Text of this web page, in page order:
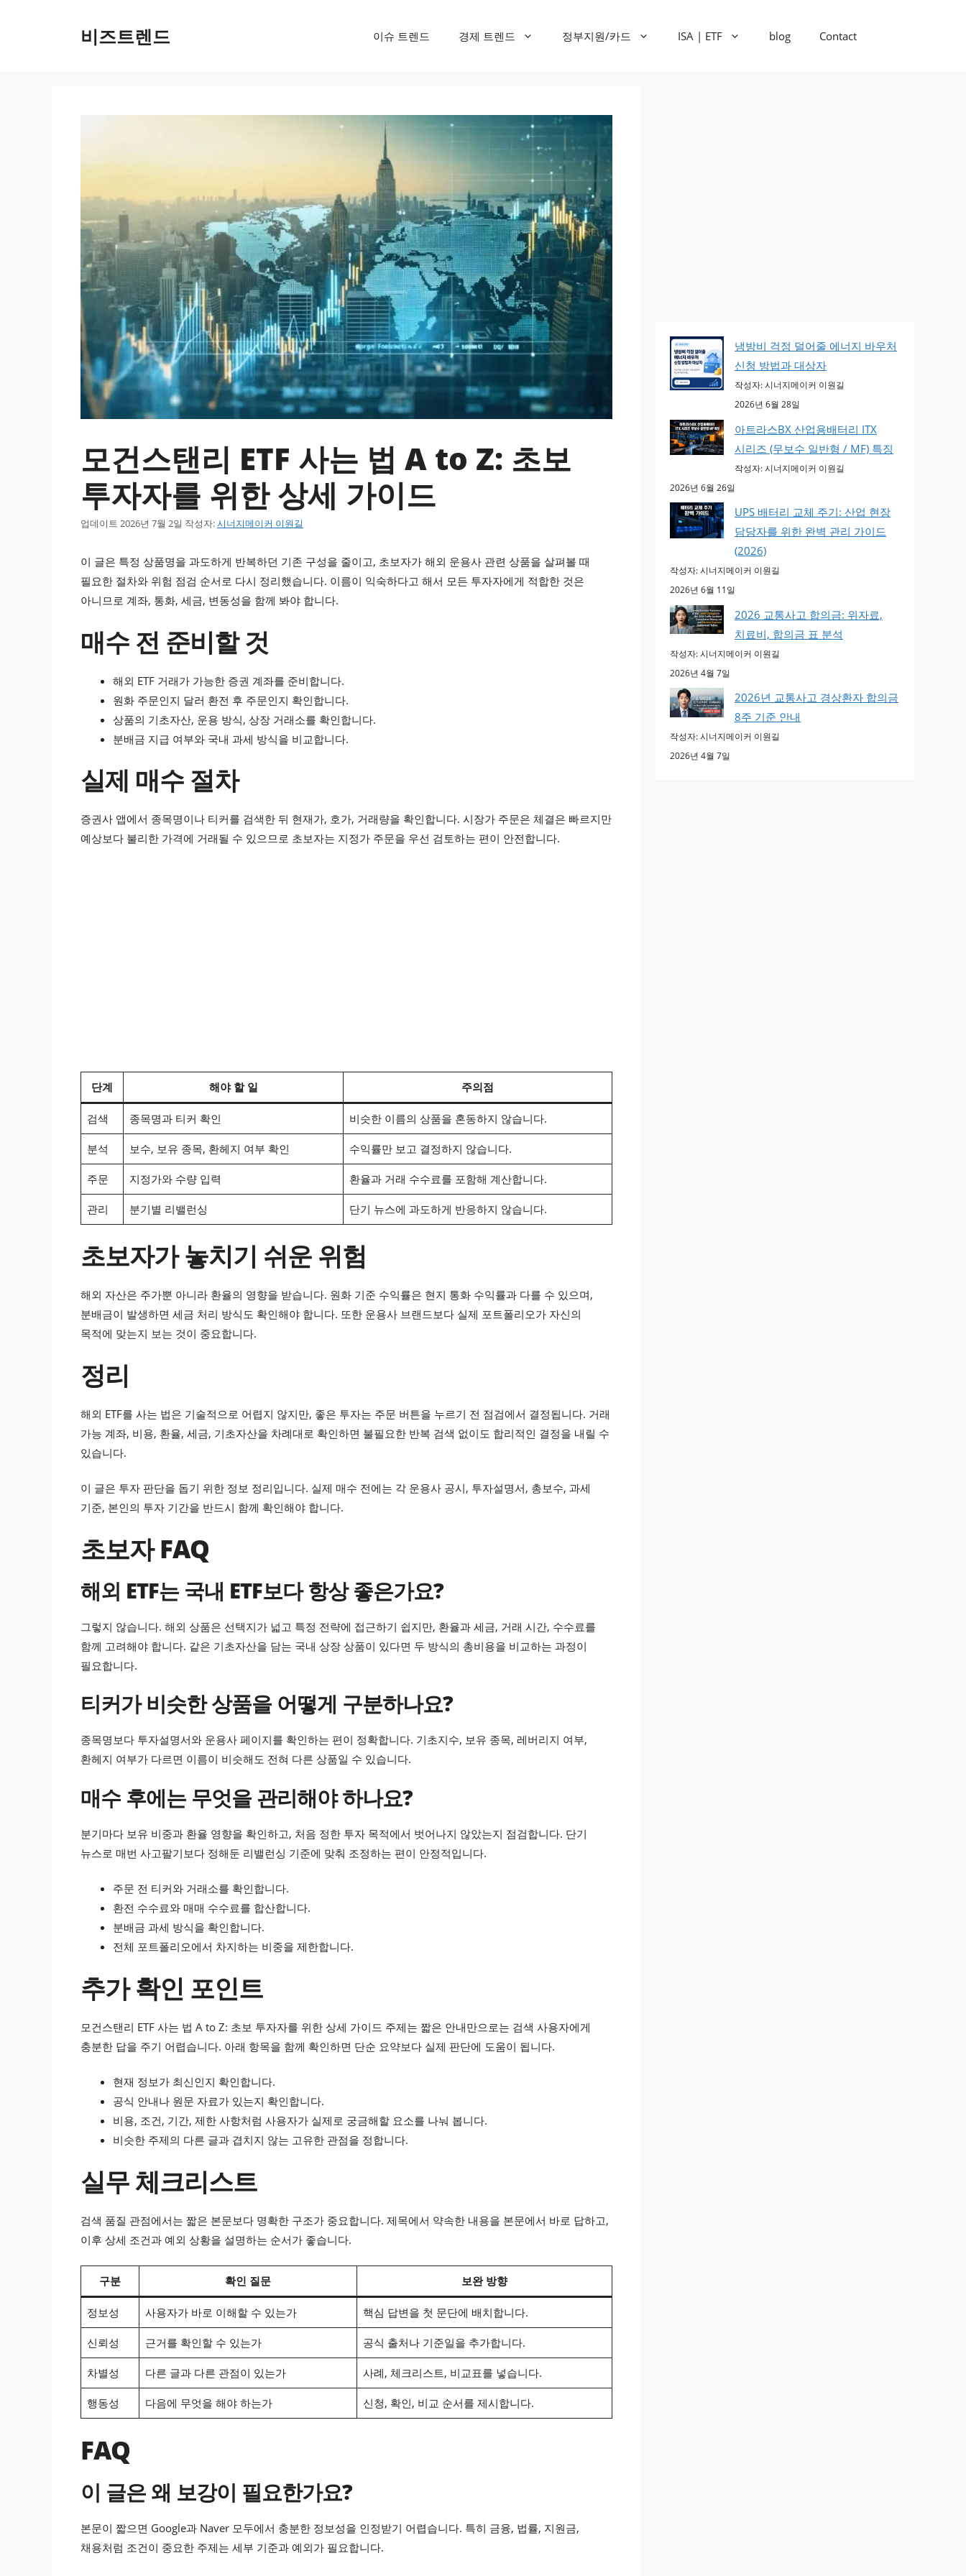
비즈트렌드 이슈 트렌드 경제 트렌드 정부지원/카드 ISA | ETF blog Contact
모건스탠리 ETF 사는 법 A to Z: 초보
투자자를 위한 상세 가이드
업데이트 2026년 7월 2일 작성자:시너지메이커 이원길
이 글은 특정 상품명을 과도하게 반복하던 기존 구성을 줄이고, 초보자가 해외 운용사 관련 상품을 살펴볼 때
필요한 절차와 위험 점검 순서로 다시 정리했습니다. 이름이 익숙하다고 해서 모든 투자자에게 적합한 것은
아니므로 계좌, 통화, 세금, 변동성을 함께 봐야 합니다.
매수 전 준비할 것
해외 ETF 거래가 가능한 증권 계좌를 준비합니다.
원화 주문인지 달러 환전 후 주문인지 확인합니다.
상품의 기초자산, 운용 방식, 상장 거래소를 확인합니다.
분배금 지급 여부와 국내 과세 방식을 비교합니다.
실제 매수 절차
증권사 앱에서 종목명이나 티커를 검색한 뒤 현재가, 호가, 거래량을 확인합니다. 시장가 주문은 체결은 빠르지만
예상보다 불리한 가격에 거래될 수 있으므로 초보자는 지정가 주문을 우선 검토하는 편이 안전합니다.
단계 해야 할 일 주의점
검색 종목명과 티커 확인 비슷한 이름의 상품을 혼동하지 않습니다.
분석 보수, 보유 종목, 환헤지 여부 확인 수익률만 보고 결정하지 않습니다.
주문 지정가와 수량 입력 환율과 거래 수수료를 포함해 계산합니다.
관리 분기별 리밸런싱 단기 뉴스에 과도하게 반응하지 않습니다.
초보자가 놓치기 쉬운 위험
해외 자산은 주가뿐 아니라 환율의 영향을 받습니다. 원화 기준 수익률은 현지 통화 수익률과 다를 수 있으며,
분배금이 발생하면 세금 처리 방식도 확인해야 합니다. 또한 운용사 브랜드보다 실제 포트폴리오가 자신의
목적에 맞는지 보는 것이 중요합니다.
정리
해외 ETF를 사는 법은 기술적으로 어렵지 않지만, 좋은 투자는 주문 버튼을 누르기 전 점검에서 결정됩니다. 거래
가능 계좌, 비용, 환율, 세금, 기초자산을 차례대로 확인하면 불필요한 반복 검색 없이도 합리적인 결정을 내릴 수
있습니다.
이 글은 투자 판단을 돕기 위한 정보 정리입니다. 실제 매수 전에는 각 운용사 공시, 투자설명서, 총보수, 과세
기준, 본인의 투자 기간을 반드시 함께 확인해야 합니다.
초보자 FAQ
해외 ETF는 국내 ETF보다 항상 좋은가요?
그렇지 않습니다. 해외 상품은 선택지가 넓고 특정 전략에 접근하기 쉽지만, 환율과 세금, 거래 시간, 수수료를
함께 고려해야 합니다. 같은 기초자산을 담는 국내 상장 상품이 있다면 두 방식의 총비용을 비교하는 과정이
필요합니다.
티커가 비슷한 상품을 어떻게 구분하나요?
종목명보다 투자설명서와 운용사 페이지를 확인하는 편이 정확합니다. 기초지수, 보유 종목, 레버리지 여부,
환헤지 여부가 다르면 이름이 비슷해도 전혀 다른 상품일 수 있습니다.
매수 후에는 무엇을 관리해야 하나요?
분기마다 보유 비중과 환율 영향을 확인하고, 처음 정한 투자 목적에서 벗어나지 않았는지 점검합니다. 단기
뉴스로 매번 사고팔기보다 정해둔 리밸런싱 기준에 맞춰 조정하는 편이 안정적입니다.
주문 전 티커와 거래소를 확인합니다.
환전 수수료와 매매 수수료를 합산합니다.
분배금 과세 방식을 확인합니다.
전체 포트폴리오에서 차지하는 비중을 제한합니다.
추가 확인 포인트
모건스탠리 ETF 사는 법 A to Z: 초보 투자자를 위한 상세 가이드 주제는 짧은 안내만으로는 검색 사용자에게
충분한 답을 주기 어렵습니다. 아래 항목을 함께 확인하면 단순 요약보다 실제 판단에 도움이 됩니다.
현재 정보가 최신인지 확인합니다.
공식 안내나 원문 자료가 있는지 확인합니다.
비용, 조건, 기간, 제한 사항처럼 사용자가 실제로 궁금해할 요소를 나눠 봅니다.
비슷한 주제의 다른 글과 겹치지 않는 고유한 관점을 정합니다.
실무 체크리스트
검색 품질 관점에서는 짧은 본문보다 명확한 구조가 중요합니다. 제목에서 약속한 내용을 본문에서 바로 답하고,
이후 상세 조건과 예외 상황을 설명하는 순서가 좋습니다.
구분 확인 질문 보완 방향
정보성 사용자가 바로 이해할 수 있는가 핵심 답변을 첫 문단에 배치합니다.
신뢰성 근거를 확인할 수 있는가 공식 출처나 기준일을 추가합니다.
차별성 다른 글과 다른 관점이 있는가 사례, 체크리스트, 비교표를 넣습니다.
행동성 다음에 무엇을 해야 하는가 신청, 확인, 비교 순서를 제시합니다.
FAQ
이 글은 왜 보강이 필요한가요?
본문이 짧으면 Google과 Naver 모두에서 충분한 정보성을 인정받기 어렵습니다. 특히 금융, 법률, 지원금,
채용처럼 조건이 중요한 주제는 세부 기준과 예외가 필요합니다.
냉방비 걱정 덜어줄 에너지 바우처
신청 방법과 대상자
작성자: 시너지메이커 이원길
2026년 6월 28일
아트라스BX 산업용배터리 ITX
시리즈 (무보수 일반형 / MF) 특징
작성자: 시너지메이커 이원길
2026년 6월 26일
UPS 배터리 교체 주기: 산업 현장
담당자를 위한 완벽 관리 가이드
(2026)
작성자: 시너지메이커 이원길
2026년 6월 11일
2026 교통사고 합의금: 위자료,
치료비, 합의금 표 분석
작성자: 시너지메이커 이원길
2026년 4월 7일
2026년 교통사고 경상환자 합의금
8주 기준 안내
작성자: 시너지메이커 이원길
2026년 4월 7일